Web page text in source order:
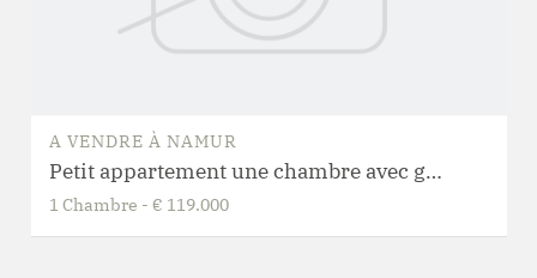
A VENDRE À NAMUR
Petit appartement une chambre avec grand potentiel - Situation coup de cœur
1 Chambre - € 119.000